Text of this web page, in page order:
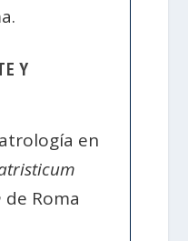
Y
en
de Roma